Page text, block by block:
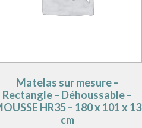
Matelas sur mesure –
Rectangle – Déhoussable –
HR35 – 180 x 101 x 13
cm